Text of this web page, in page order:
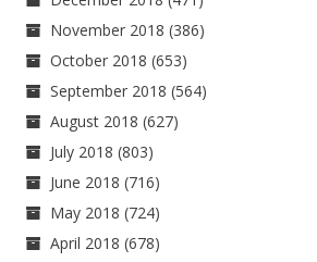
November 2018 (386)
October 2018 (653)
September 2018 (564)
August 2018 (627)
July 2018 (803)
June 2018 (716)
May 2018 (724)
April 2018 (678)